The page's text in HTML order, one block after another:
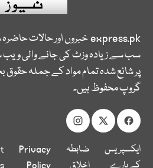
express.pkخبروں اور حالات
سب سے زیادہ وزٹ کی جانے والی
پر شائع شدہ تمام مواد کے جملہ حقوق
گروپ محفوظ ہیں۔
ایکسپریس
کے بارے
ضابطہ
اخلاق
Privacy
Policy